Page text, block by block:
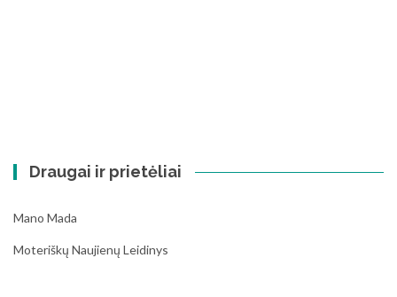
Draugai ir prietėliai
Mano Mada
Moteriškų Naujienų Leidinys